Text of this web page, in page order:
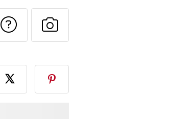
receta a un amigo
esta página
Preguntar al autor
Publicar la foto